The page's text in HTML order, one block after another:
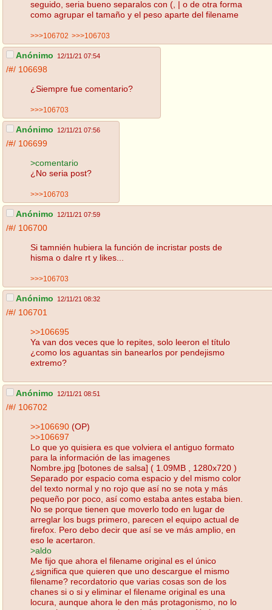
seguido, seria bueno separalos con (, | o de otra forma
como agrupar el tamaño y el peso aparte del filename
>>>106702 >>>106703
Anónimo 12/11/21 07:54
/#/ 106698
¿Siempre fue comentario?
>>>106703
Anónimo 12/11/21 07:56
/#/ 106699
>comentario
¿No seria post?
>>>106703
Anónimo 12/11/21 07:59
/#/ 106700
Si tamnién hubiera la función de incristar posts de
hisma o dalre rt y likes...
>>>106703
Anónimo 12/11/21 08:32
/#/ 106701
>>106695
Ya van dos veces que lo repites, solo leeron el título
¿como los aguantas sin banearlos por pendejismo
extremo?
Anónimo 12/11/21 08:51
/#/ 106702
>>106690 (OP)
>>106697
Lo que yo quisiera es que volviera el antiguo formato
para la información de las imagenes
Nombre.jpg [botones de salsa] ( 1.09MB , 1280x720 )
Separado por espacio coma espacio y del mismo color
del texto normal y no rojo que así no se nota y más
pequeño por poco, así como estaba antes estaba bien.
No se porque tienen que moverlo todo en lugar de
arreglar los bugs primero, parecen el equipo actual de
firefox. Pero debo decir que así se ve más amplio, en
eso le acertaron.
>aldo
Me fijo que ahora el filename original es el único
¿significa que quieren que uno descargue el mismo
filename? recordatorio que varias cosas son de los
chanes si o si y eliminar el filename original es una
locura, aunque ahora le den más protagonismo, no lo